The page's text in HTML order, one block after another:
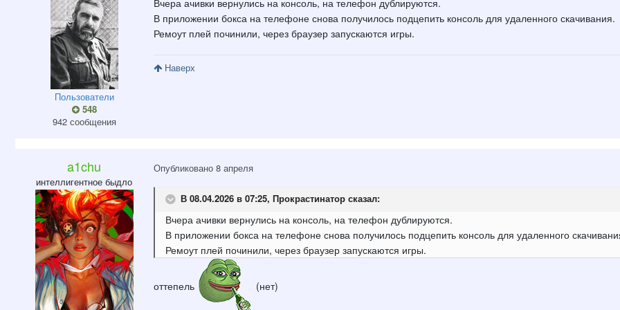
Пользователи
548
942 сообщения
В приложении бокса на телефоне снова получилось подцепить консоль для удаленного скачивания.
Ремоут плей починили, через браузер запускаются игры.
Наверх
a1chu
интеллигентное быдло
Опубликовано 8 апреля
В 08.04.2026 в 07:25, Прокрастинаторсказал:
Вчера ачивки вернулись на консоль, на телефон дублируются.
В приложении бокса на телефоне снова получилось подцепить консоль для удаленного
Ремоут плей починили, через браузер запускаются игры.
оттепель (нет)